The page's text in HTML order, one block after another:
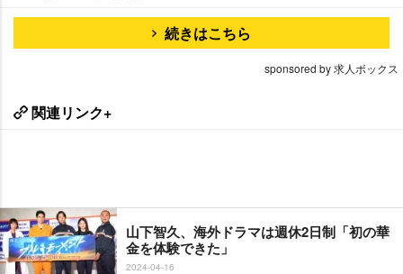
続きはこちら
sponsored by 求人ボックス
関連リンク+
山下智久、海外ドラマは週休2日制「初の華
金を体験できた」
2024-04-16